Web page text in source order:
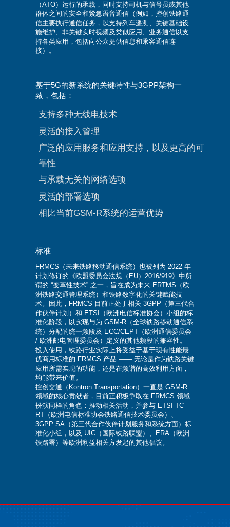
（ATO）运行的承载，同时支持司机与信号员或其他
群体之间的安全和紧急语音通信（例如，控创铁路通
信主要执行通信任务，以支持列车遥测、关键基础设
施维护、非关键实时视频及类似应用、业务通信以支
持各类应用，包括向公众提供信息和乘客通信连
接）。
基于5G的新系统的关键特性与3GPP架构一
致，包括：
支持多种无线电技术
灵活的接入管理
广泛的应用服务和应用支持，以及更高的可
靠性
与承载无关的网络选项
灵活的部署选项
相比当前GSM-R系统的运营优势
标准
FRMCS（未来铁路移动通信系统）也被列为 2022 年
计划修订的《欧盟委员会法规（EU）2016/919》中所
谓的 “变革性技术” 之一，旨在成为未来 ERTMS（欧
洲铁路交通管理系统）和铁路数字化的关键赋能技
术。因此，FRMCS 目前正处于相关 3GPP（第三代合
作伙伴计划）和 ETSI（欧洲电信标准协会）小组的标
准化阶段，以实现与为 GSM-R（全球铁路移动通信系
统）分配的统一频段及 ECC/CEPT（欧洲通信委员会
/ 欧洲邮电管理委员会）定义的其他频段的兼容性。
投入使用，铁路行业实际上将受益于基于现有性能最
优商用标准的 FRMCS 产品 —— 无论是作为铁路关键
应用所需实现的功能，还是在频谱的高效利用方面，
均能带来价值。
控创交通（Kontron Transportation）一直是 GSM-R
领域的核心贡献者，目前正积极争取在 FRMCS 领域
扮演同样的角色：推动相关活动，并参与 ETSI TC
RT（欧洲电信标准协会铁路通信技术委员会）、
3GPP SA（第三代合作伙伴计划服务和系统方面）标
准化小组，以及 UIC（国际铁路联盟）、ERA（欧洲
铁路署）等欧洲利益相关方发起的其他倡议。